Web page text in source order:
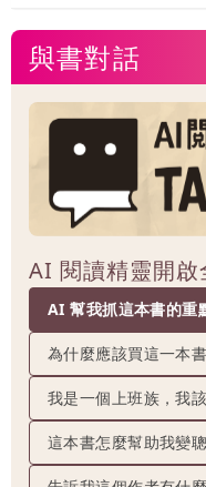
與書對話
AI 閱讀精靈開
AI 幫我抓這本書的重
為什麼應該買這一本
我是一個上班族，我
這本書怎麼幫助我變